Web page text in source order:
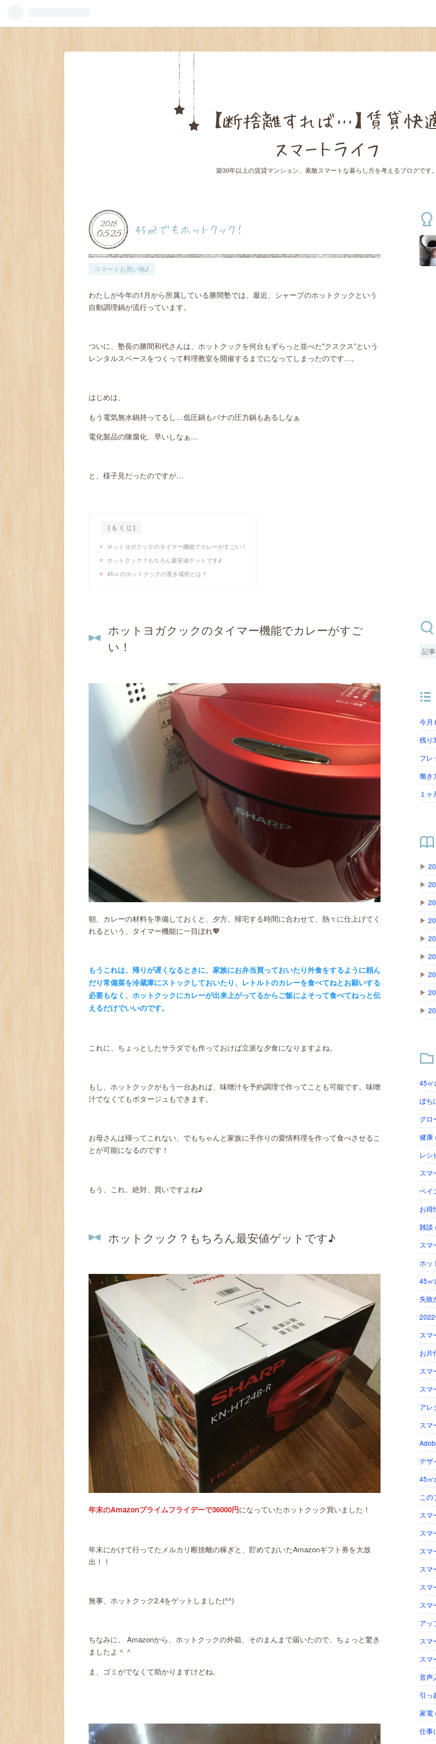
【断捨離すれば…】賃貸快
スマートライフ
築30年以上の賃貸マンション、素敵スマートな暮らし方を考えるブログです
2018
0525 45㎡でもホットクック！
スマートお買い物♪
わたしが今年の1月から所属している勝間塾では、最近、シャープのホットクックという
自動調理鍋が流行っています。
ついに、塾長の勝間和代さんは、ホットクックを何台もずらっと並べた"クスクス”という
レンタルスペースをつくって料理教室を開催するまでになってしまったのです…。
はじめは、
もう電気無水鍋持ってるし…低圧鍋もパナの圧力鍋もあるしなぁ
電化製品の陳腐化、早いしなぁ…
と、様子見だったのですが…
ホットヨガクックのタイマー機能でカレーがすごい！
ホットクック？もちろん最安値ゲットです♪
45㎡のホットクックの置き場所とは？
ホットヨガクックのタイマー機能でカレーがすご
い！
朝、カレーの材料を準備しておくと、夕方、帰宅する時間に合わせて、熱々に仕上げてく
れるという、タイマー機能に一目ぼれ💖
もうこれは、帰りが遅くなるときに、家族にお弁当買っておいたり外食をするように頼ん
だり常備菜を冷蔵庫にストックしておいたり、レトルトのカレーを食べてねとお願いする
必要もなく、ホットクックにカレーが出来上がってるからご飯によそって食べてねっと伝
えるだけでいいのです。
これに、ちょっとしたサラダでも作っておけば立派な夕食になりますよね。
もし、ホットクックがもう一台あれば、味噌汁を予約調理で作ってことも可能です。味噌
汁でなくてもポタージュもできます。
お母さんは帰ってこれない、でもちゃんと家族に手作りの愛情料理を作って食べさせるこ
とが可能になるのです！
もう、これ、絶対、買いですよね♪
ホットクック？もちろん最安値ゲットです♪
年末のAmazonプライムフライデーで36000円になっていたホットクック買いました！
年末にかけて行ってたメルカリ断捨離の稼ぎと、貯めておいたAmazonギフト券を大放
出！！
無事、ホットクック2.4をゲットしました(^^)
ちなみに、 Amazonから、ホットクックの外箱、そのまんまで届いたので、ちょっと驚き
ましたよ＾＾
ま、ゴミがでなくて助かりますけどね。
今月
残り
フレ
働き
１
▶
▶
▶
▶
▶
▶
▶
▶
▶
45㎡
ぼち
グロ
健康
レシ
スマ
ペイ
お得
雑談
スマ
ホッ
45㎡
失敗
スマ
お片
スマ
スマ
アレ
スマ
デザ
45㎡
この
スマ
スマ
スマ
スマ
スマ
スマ
アッ
スマ
スマ
音声
引っ
家電
仕事